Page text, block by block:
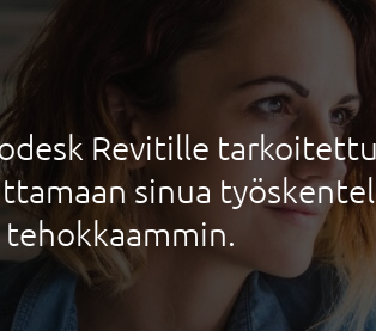
Revitille
sinua